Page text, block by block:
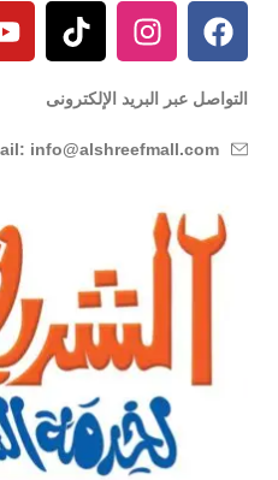
التواصل عبر البريد الإلكترونى
info@alshreefmall.com